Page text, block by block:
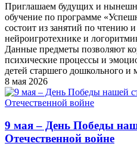
Приглашаем будущих и
обучение по программе
состоит из занятий по чтению
нейроигротехнике и
Данные предметы позволяют
психические процессы и
детей старшего дошкольного и
8 мая 2026
9 мая – День Победы
Отечественной войне